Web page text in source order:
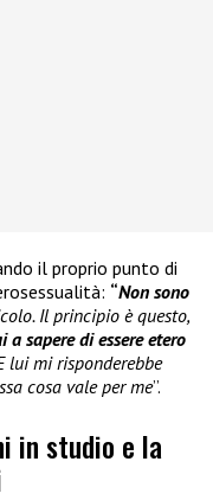
il proprio punto di
“Non sono
Il principio è questo,
sapere di essere etero
lui mi risponderebbe
cosa vale per me”.
in studio e la